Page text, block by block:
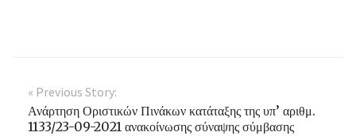
« Previous Story:
Ανάρτηση Οριστικών Πινάκων κατάταξης της υπ’ αριθμ.
1133/23-09-2021 ανακοίνωσης σύναψης σύμβασης